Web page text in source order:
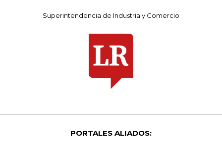
Superintendencia de Industria y Comercio
PORTALES ALIADOS: